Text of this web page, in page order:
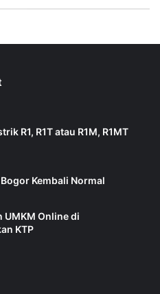
R1, R1T atau R1M, R1MT
Kembali Normal
UMKM Online di
KTP